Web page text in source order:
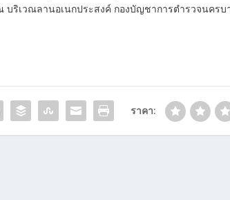
ริเวณลานอเนกประสงค์ กองบัญชาการตำรวจนครบ
ราคา: